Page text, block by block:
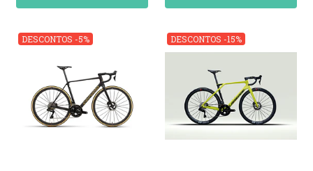
DESCONTOS -5% DESCONTOS -15%